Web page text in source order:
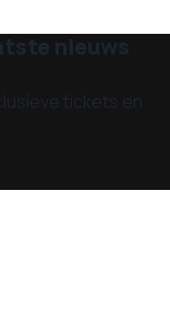
nieuws
tickets en